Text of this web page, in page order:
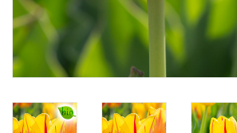
Unser Garten!
Starke Zwiebel Tage
Neuigkeiten